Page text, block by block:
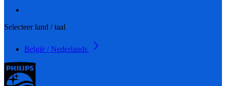
Selecteer land / taal
België / Nederlands